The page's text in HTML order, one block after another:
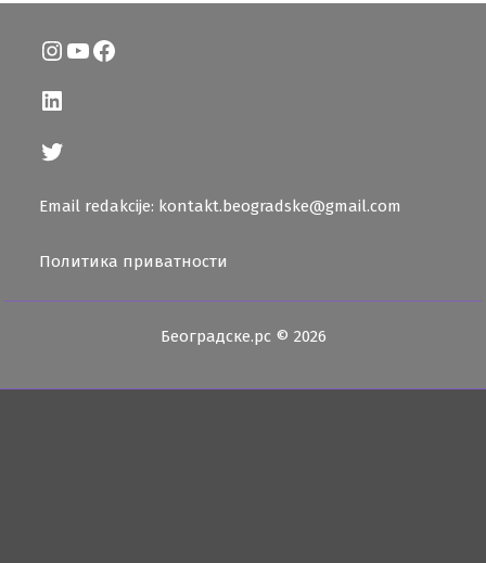
Instagram
YouTube
Facebook
LinkedIn
Twitter
Email redakcije: kontakt.beogradske@gmail.com
Политика приватности
Београдске.рс © 2026